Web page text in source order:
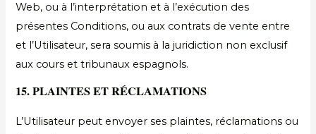
Web, ou à l’interprétation et à l’exécution des
présentes Conditions, ou aux contrats de vente entre
et l’Utilisateur, sera soumis à la juridiction non exclusif
aux cours et tribunaux espagnols.
15. PLAINTES ET RÉCLAMATIONS
L’Utilisateur peut envoyer ses plaintes, réclamations ou